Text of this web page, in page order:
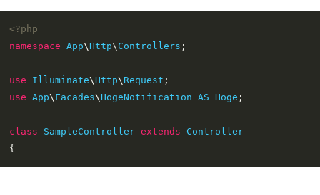
<?php
namespace
App\Http\ Controllers ;
use Illuminate\Http\ Request
use
App\ Facades\HogeNotification AS Hoge ;
class SampleController extends
Controller